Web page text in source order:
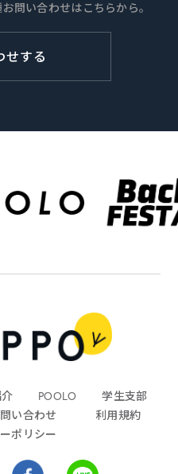
問い合わせはこちらから。
せする
POOLO
学生支部
い合わせ
利用規約
ポリシー